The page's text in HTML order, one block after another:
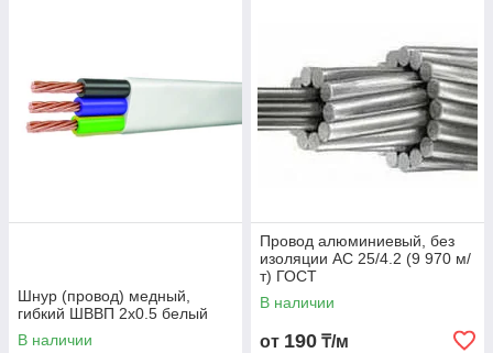
Шнур (провод) медный,
гибкий ШВВП 2x0.5 белый
В наличии
Провод алюминиевый, без
изоляции АС 25/4.2 (9 970 м/
т) ГОСТ
В наличии
от 190 ₸/м